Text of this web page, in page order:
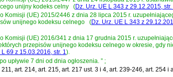
unijny kodeks celny
(Dz. Urz. UE L 343 z 29.12.2015,
Komisji (UE) 2015/2446 z dnia 28 lipca 2015 r.
unijnego kodeksu celnego
(Dz. Urz. UE L 343 z
Komisji (UE) 2016/341 z dnia 17 grudnia 2015 r.
przepisów unijnego kodeksu celnego w okresie, gdy
L 69 z 15.03.2016, str. 1).
upływie 7 dni od dnia ogłoszenia. ” ;
art. 214, art. 215, art. 217 ust. 3 i 4, art. 239-246, art.